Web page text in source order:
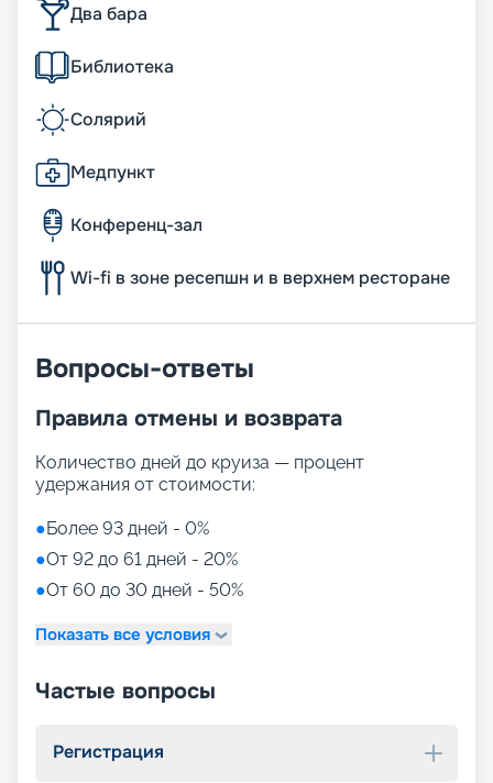
Два бара
Библиотека
Солярий
Медпункт
Конференц-зал
Wi-fi в зоне ресепшн и в верхнем ресторане
Вопросы-ответы
Правила отмены и возврата
Количество дней до круиза — процент
удержания от стоимости:
●Более 93 дней - 0%
●От 92 до 61 дней - 20%
●От 60 до 30 дней - 50%
Показать все условия
Частые вопросы
Регистрация